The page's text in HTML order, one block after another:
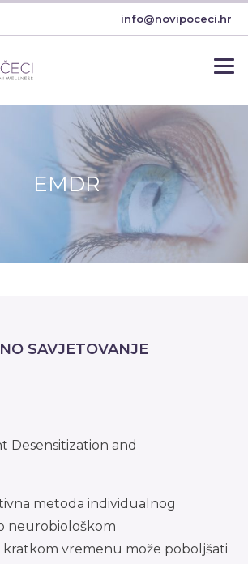
info@novipoceci.hr
EMDR
SAVJETOVANJE
Desensitization and
metoda individualnog
neurobiološkom
vremenu može poboljšati